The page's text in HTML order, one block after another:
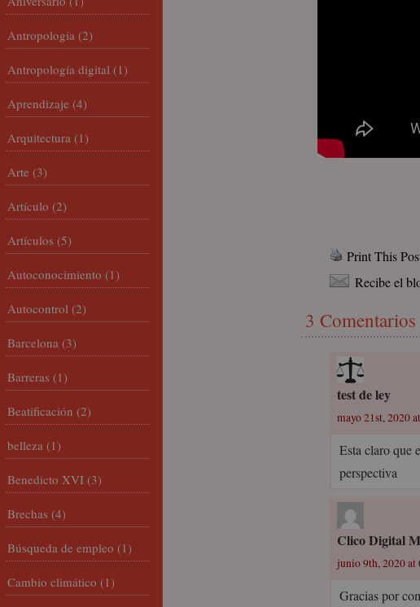
Print This
Recibe el
3 Comentarios
test de ley
mayo 21st, 2020
Esta claro que
perspectiva
Clico Digital
junio 9th, 2020 at
Gracias por
Antropología (2)
Antropología digital (1)
Aprendizaje (4)
Arquitectura (1)
Arte (3)
Artículo (2)
Artículos (5)
Autoconocimiento (1)
Autocontrol (2)
Barcelona (3)
Barreras (1)
Beatificación (2)
belleza (1)
Benedicto XVI (3)
Brechas (4)
Búsqueda de empleo (1)
Cambio climático (1)